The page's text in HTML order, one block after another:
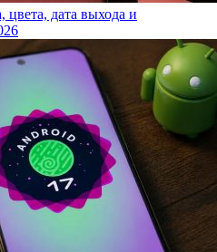
цвета, дата выхода и